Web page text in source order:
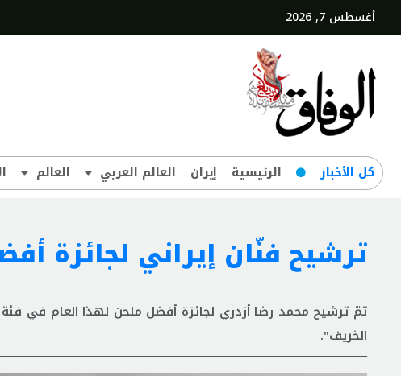
أغسطس 7, 2026
کل‌ الأخبار الرئيسية إيران العالم العربي العالم
ترشيح فنّان إيراني لجائزة
الخريف".